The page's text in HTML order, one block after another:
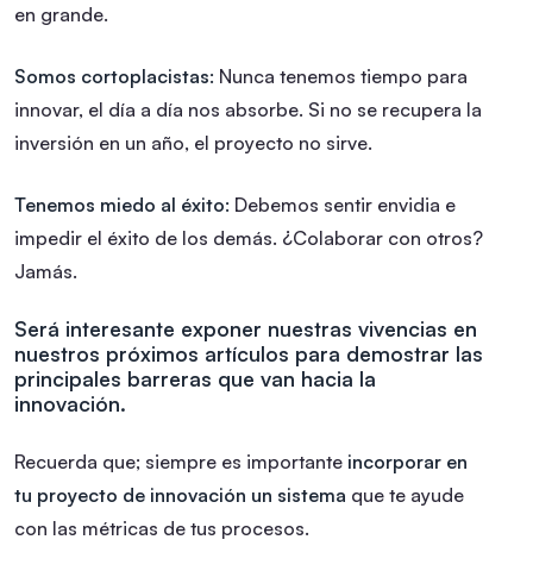
en grande.
Somos cortoplacistas: Nunca tenemos tiempo para
innovar, el día a día nos absorbe. Si no se recupera la
inversión en un año, el proyecto no sirve.
Tenemos miedo al éxito: Debemos sentir envidia e
impedir el éxito de los demás. ¿Colaborar con otros?
Jamás.
Será interesante exponer nuestras vivencias en
nuestros próximos artículos para demostrar las
principales barreras que van hacia la
innovación.
Recuerda que; siempre es importante incorporar en
tu proyecto de innovación un sistema que te ayude
con las métricas de tus procesos.